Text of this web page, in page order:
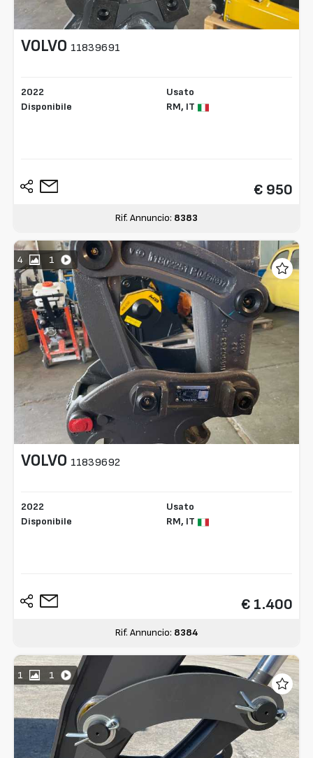
VOLVO 11839691
2022
Disponibile
Usato
RM, IT
€ 950
Rif. Annuncio: 8383
4 1
VOLVO 11839692
2022
Disponibile
Usato
RM, IT
€ 1.400
Rif. Annuncio: 8384
1 1